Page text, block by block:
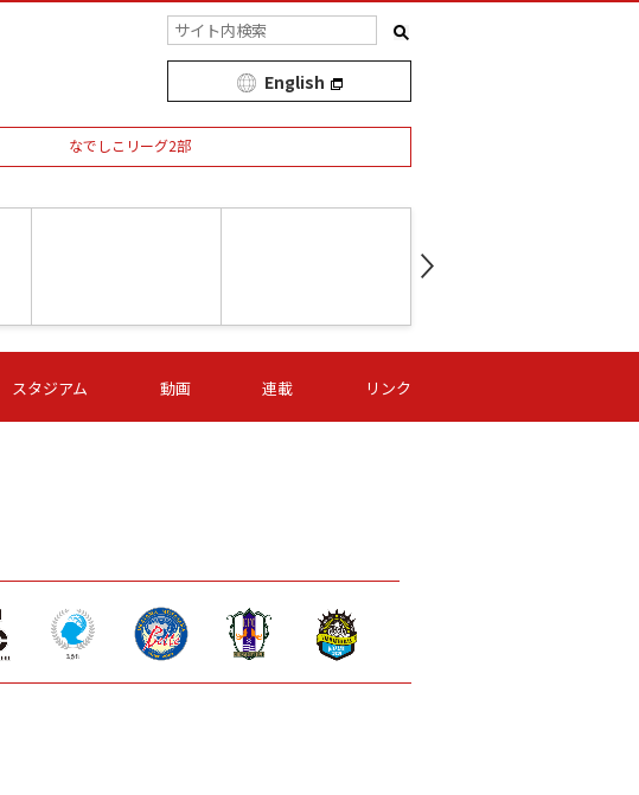
English
なでしこリーグ2部
第16節 09/06 (日) 15:00
-
第16節 09/06 (日) 15:00
- -
スタジアム 動画 連載 リンク